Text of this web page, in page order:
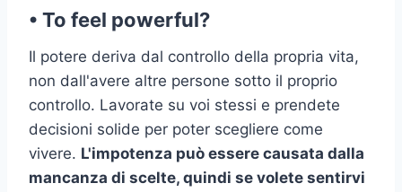
• To feel powerful?
Il potere deriva dal controllo della propria vita,
non dall'avere altre persone sotto il proprio
controllo. Lavorate su voi stessi e prendete
decisioni solide per poter scegliere come
vivere. L'impotenza può essere causata dalla
mancanza di scelte, quindi se volete sentirvi